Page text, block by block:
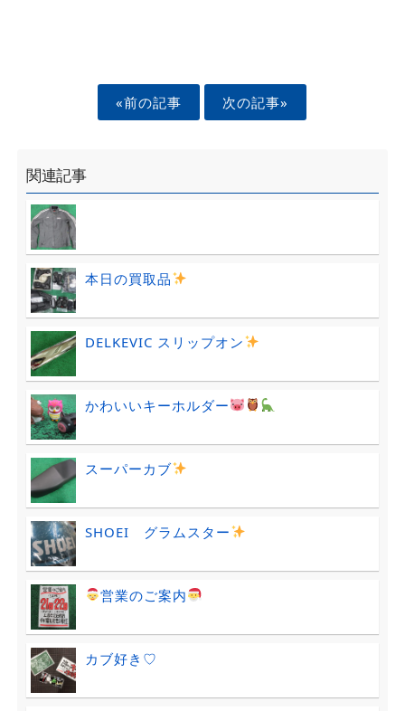
«前の記事 次の記事»
関連記事
本日の買取品
DELKEVIC スリップオン
かわいいキーホルダー
スーパーカブ
SHOEI グラムスター
営業のご案内
カブ好き♡